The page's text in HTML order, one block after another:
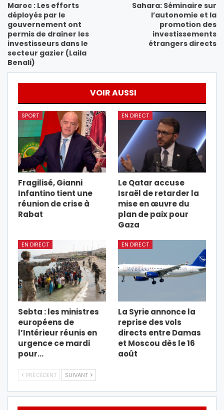
Maroc : Les efforts
déployés par le
gouvernement ont
permis de drainer les
investisseurs dans le
secteur gazier (Laila
Benali)
Sahara: Séminaire sur
l’autonomie et la
promotion des
investissements
étrangers directs
VOIR AUSSI
SPORT
Fragilisé, Gianni
Infantino tient une
réunion de crise à
Rabat
EN DIRECT
Le Qatar accuse
Israël de retarder la
mise en œuvre du
plan de paix pour
Gaza
EN DIRECT
Sebta : les ministres
européens de
l’Intérieur réunis en
urgence ce mardi
pour…
EN DIRECT
La Syrie annonce la
reprise des vols
directs entre Damas
et Moscou dès le 16
août
PRÉCÉDENT SUIVANT